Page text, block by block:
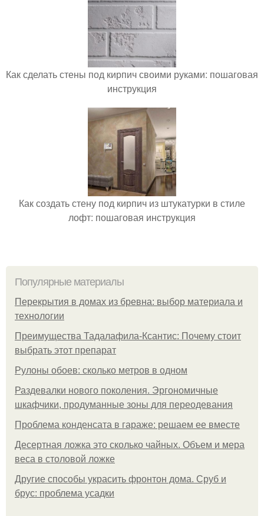
Как сделать стены под кирпич своими руками: пошаговая
инструкция
Как создать стену под кирпич из штукатурки в стиле
лофт: пошаговая инструкция
Популярные материалы
Перекрытия в домах из бревна: выбор материала и
технологии
Преимущества Тадалафила-Ксантис: Почему стоит
выбрать этот препарат
Рулоны обоев: сколько метров в одном
Раздевалки нового поколения. Эргономичные
шкафчики, продуманные зоны для переодевания
Проблема конденсата в гараже: решаем ее вместе
Десертная ложка это сколько чайных. Объем и мера
веса в столовой ложке
Другие способы украсить фронтон дома. Сруб и
брус: проблема усадки